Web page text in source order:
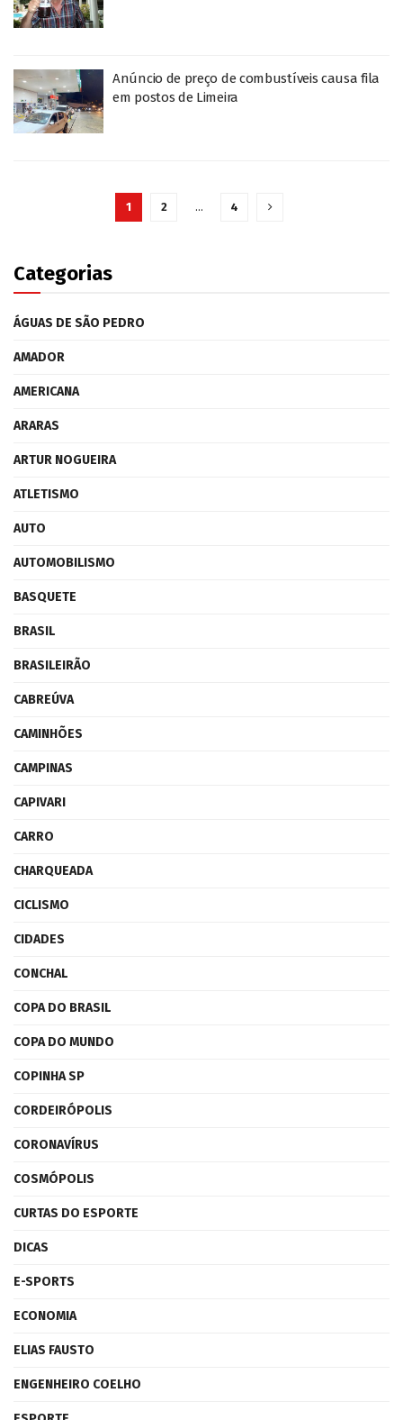
Anúncio de preço de combustíveis causa fila
em postos de Limeira
1 2 … 4
Categorias
ÁGUAS DE SÃO PEDRO
AMADOR
AMERICANA
ARARAS
ARTUR NOGUEIRA
ATLETISMO
AUTO
AUTOMOBILISMO
BASQUETE
BRASIL
BRASILEIRÃO
CABREÚVA
CAMINHÕES
CAMPINAS
CAPIVARI
CARRO
CHARQUEADA
CICLISMO
CIDADES
CONCHAL
COPA DO BRASIL
COPA DO MUNDO
COPINHA SP
CORDEIRÓPOLIS
CORONAVÍRUS
COSMÓPOLIS
CURTAS DO ESPORTE
DICAS
E-SPORTS
ECONOMIA
ELIAS FAUSTO
ENGENHEIRO COELHO